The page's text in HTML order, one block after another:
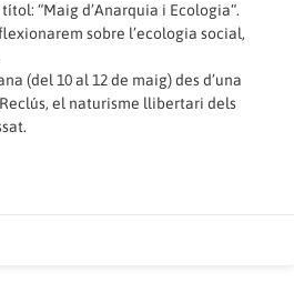
“Maig d’Anarquia i Ecologia“.
sobre l’ecologia social,
(del 10 al 12 de maig) des d’una
el naturisme llibertari dels